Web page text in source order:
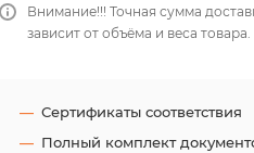
Внимание!!! Точная сумма
зависит от объёма и веса товара.
Сертификаты соответствия
Полный комплект